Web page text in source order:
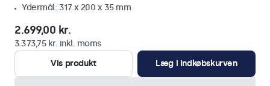
Ydermål: 317 x 200 x 35 mm
2.699,00 kr.
3.373,75 kr. inkl. moms
Vis produkt
Læg i indkøbskurven